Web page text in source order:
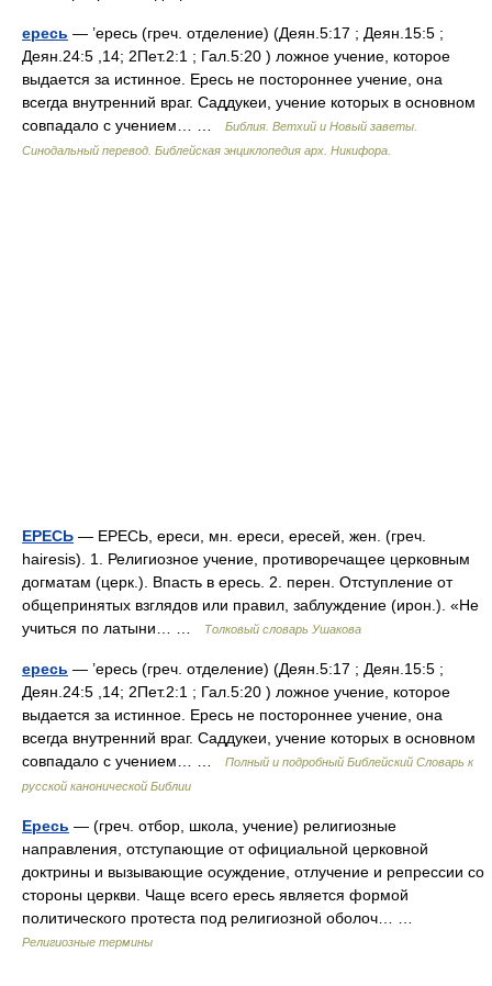
ересь — ’ересь (греч. отделение) (Деян.5:17 ; Деян.15:5 ;
Деян.24:5 ,14; 2Пет.2:1 ; Гал.5:20 ) ложное учение, которое
выдается за истинное. Ересь не постороннее учение, она
всегда внутренний враг. Саддукеи, учение которых в основном
совпадало с учением… …
Библия. Ветхий и Новый заветы.
Синодальный перевод. Библейская энциклопедия арх. Никифора.
ЕРЕСЬ — ЕРЕСЬ, ереси, мн. ереси, ересей, жен. (греч.
hairesis). 1. Религиозное учение, противоречащее церковным
догматам (церк.). Впасть в ересь. 2. перен. Отступление от
общепринятых взглядов или правил, заблуждение (ирон.). «Не
учиться по латыни… …
Толковый словарь Ушакова
ересь — ’ересь (греч. отделение) (Деян.5:17 ; Деян.15:5 ;
Деян.24:5 ,14; 2Пет.2:1 ; Гал.5:20 ) ложное учение, которое
выдается за истинное. Ересь не постороннее учение, она
всегда внутренний враг. Саддукеи, учение которых в основном
совпадало с учением… …
Полный и подробный Библейский Словарь к
русской канонической Библии
Ересь — (греч. отбор, школа, учение) религиозные
направления, отступающие от официальной церковной
доктрины и вызывающие осуждение, отлучение и репрессии со
стороны церкви. Чаще всего ересь является формой
политического протеста под религиозной оболоч… …
Религиозные термины